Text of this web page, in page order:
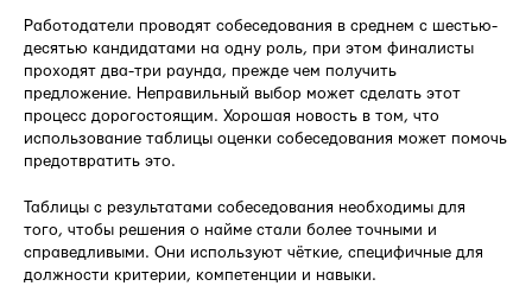
Работодатели проводят собеседования в среднем с шестью-
десятью кандидатами на одну роль, при этом финалисты
проходят два-три раунда, прежде чем получить
предложение. Неправильный выбор может сделать этот
процесс дорогостоящим. Хорошая новость в том, что
использование таблицы оценки собеседования может помочь
предотвратить это.
Таблицы с результатами собеседования необходимы для
того, чтобы решения о найме стали более точными и
справедливыми. Они используют чёткие, специфичные для
должности критерии, компетенции и навыки.